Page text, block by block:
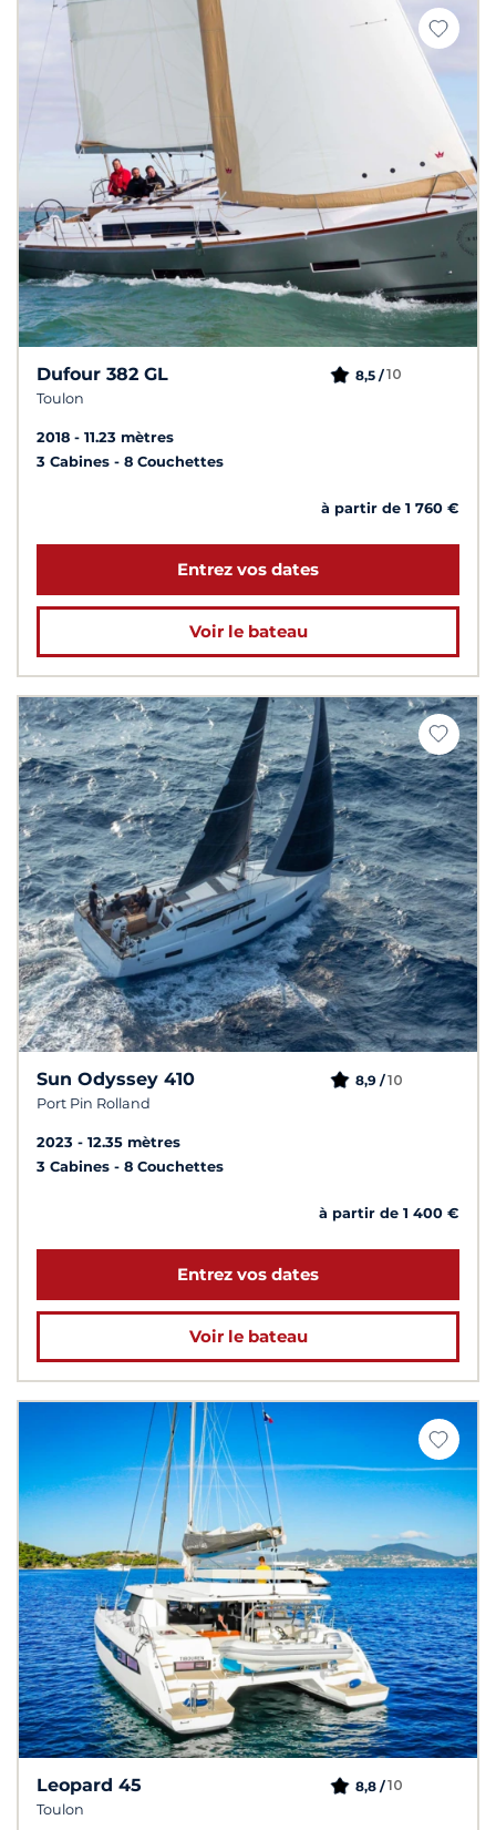
Dufour 382 GL
Toulon
8,5 /10
2018
11.23 mètres
3 Cabines
8 Couchettes
à partir de 1 760 €
Entrez vos dates
Voir le bateau
Sun Odyssey 410
Port Pin Rolland
8,9 /10
2023
12.35 mètres
3 Cabines
8 Couchettes
à partir de 1 400 €
Entrez vos dates
Voir le bateau
Leopard 45
Toulon
8,8 /10